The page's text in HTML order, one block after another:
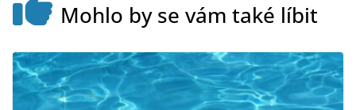
Mohlo by se vám také líbit